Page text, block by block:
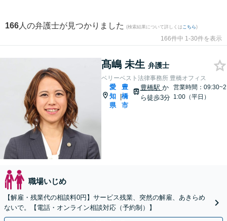
166 人の弁護士が見つかりました (検索結果について詳しくは こちら)
166件中 1-30件を表示
髙嶋 未生 弁護士
ベリーベスト法律事務所 豊橋オフィス
愛
知
県
|
豊
橋
市
豊橋駅 か
ら徒歩3分
営業時間：09:30~2
1:00（平日）
職場いじめ
【解雇・残業代の相談料0円】サービス残業、突然の解雇、あきらめ
ないで。【電話・オンライン相談対応（予約制）】